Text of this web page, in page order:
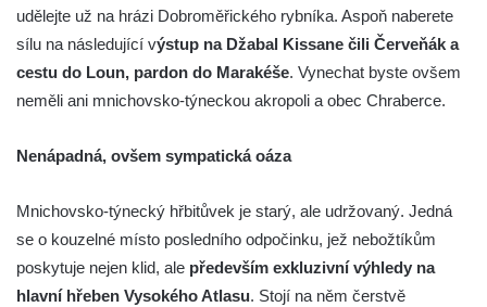
udělejte už na hrázi Dobroměřického rybníka. Aspoň naberete
sílu na následující výstup na Džabal Kissane čili Červeňák a
cestu do Loun, pardon do Marakéše. Vynechat byste ovšem
neměli ani mnichovsko-týneckou akropoli a obec Chraberce.
Nenápadná, ovšem sympatická oáza
Mnichovsko-týnecký hřbitůvek je starý, ale udržovaný. Jedná
se o kouzelné místo posledního odpočinku, jež nebožtíkům
poskytuje nejen klid, ale především exkluzivní výhledy na
hlavní hřeben Vysokého Atlasu. Stojí na něm čerstvě